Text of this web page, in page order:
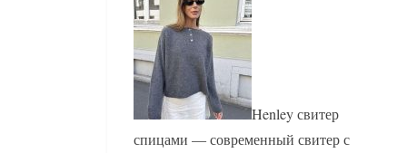
Henley свитер
спицами — современный свитер с